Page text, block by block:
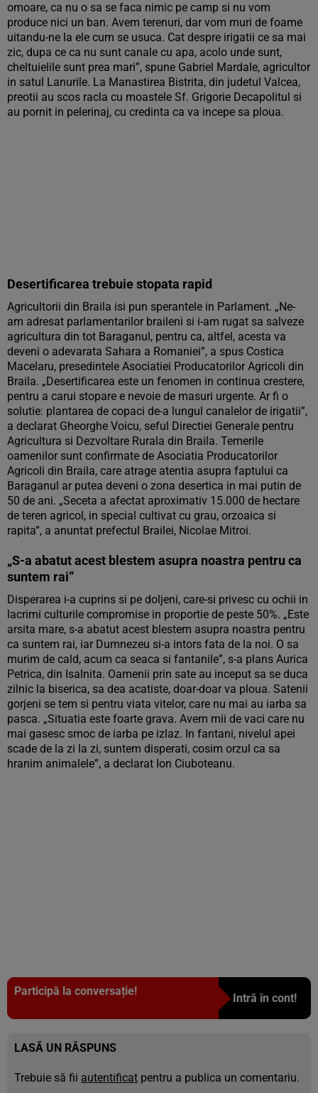
omoare, ca nu o sa se faca nimic pe camp si nu vom
produce nici un ban. Avem terenuri, dar vom muri de foame
uitandu-ne la ele cum se usuca. Cat despre irigatii ce sa mai
zic, dupa ce ca nu sunt canale cu apa, acolo unde sunt,
cheltuielile sunt prea mari”, spune Gabriel Mardale, agricultor
in satul Lanurile. La Manastirea Bistrita, din judetul Valcea,
preotii au scos racla cu moastele Sf. Grigorie Decapolitul si
au pornit in pelerinaj, cu credinta ca va incepe sa ploua.
Desertificarea trebuie stopata rapid
Agricultorii din Braila isi pun sperantele in Parlament. „Ne-
am adresat parlamentarilor braileni si i-am rugat sa salveze
agricultura din tot Baraganul, pentru ca, altfel, acesta va
deveni o adevarata Sahara a Romaniei”, a spus Costica
Macelaru, presedintele Asociatiei Producatorilor Agricoli din
Braila. „Desertificarea este un fenomen in continua crestere,
pentru a carui stopare e nevoie de masuri urgente. Ar fi o
solutie: plantarea de copaci de-a lungul canalelor de irigatii”,
a declarat Gheorghe Voicu, seful Directiei Generale pentru
Agricultura si Dezvoltare Rurala din Braila. Temerile
oamenilor sunt confirmate de Asociatia Producatorilor
Agricoli din Braila, care atrage atentia asupra faptului ca
Baraganul ar putea deveni o zona desertica in mai putin de
50 de ani. „Seceta a afectat aproximativ 15.000 de hectare
de teren agricol, in special cultivat cu grau, orzoaica si
rapita”, a anuntat prefectul Brailei, Nicolae Mitroi.
„S-a abatut acest blestem asupra noastra pentru ca
suntem rai”
Disperarea i-a cuprins si pe doljeni, care-si privesc cu ochii in
lacrimi culturile compromise in proportie de peste 50%. „Este
arsita mare, s-a abatut acest blestem asupra noastra pentru
ca suntem rai, iar Dumnezeu si-a intors fata de la noi. O sa
murim de cald, acum ca seaca si fantanile”, s-a plans Aurica
Petrica, din Isalnita. Oamenii prin sate au inceput sa se duca
zilnic la biserica, sa dea acatiste, doar-doar va ploua. Satenii
gorjeni se tem si pentru viata vitelor, care nu mai au iarba sa
pasca. „Situatia este foarte grava. Avem mii de vaci care nu
mai gasesc smoc de iarba pe izlaz. In fantani, nivelul apei
scade de la zi la zi, suntem disperati, cosim orzul ca sa
hranim animalele”, a declarat Ion Ciuboteanu.
Participă la conversație!
Intră în cont!
LASĂ UN RĂSPUNS
Trebuie să fii autentificat pentru a publica un comentariu.